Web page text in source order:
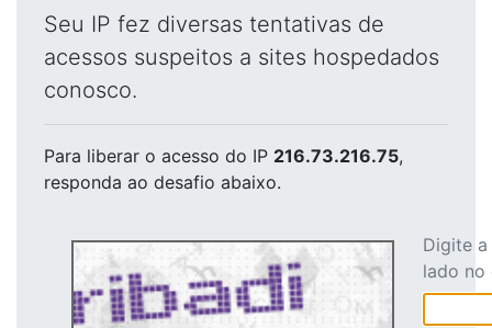
Seu IP fez diversas tentativas de
acessos suspeitos a sites hospedados
conosco.
Para liberar o acesso do IP 216.73.216.75,
responda ao desafio abaixo.
Digite
lado no